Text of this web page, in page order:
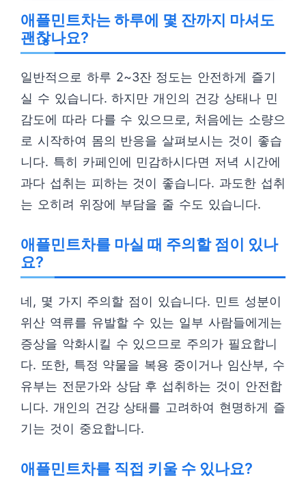
애플민트차는 하루에 몇 잔까지 마셔도
괜찮나요?
일반적으로 하루 2~3잔 정도는 안전하게 즐기
실 수 있습니다. 하지만 개인의 건강 상태나 민
감도에 따라 다를 수 있으므로, 처음에는 소량으
로 시작하여 몸의 반응을 살펴보시는 것이 좋습
니다. 특히 카페인에 민감하시다면 저녁 시간에
과다 섭취는 피하는 것이 좋습니다. 과도한 섭취
는 오히려 위장에 부담을 줄 수도 있습니다.
애플민트차를 마실 때 주의할 점이 있나
요?
네, 몇 가지 주의할 점이 있습니다. 민트 성분이
위산 역류를 유발할 수 있는 일부 사람들에게는
증상을 악화시킬 수 있으므로 주의가 필요합니
다. 또한, 특정 약물을 복용 중이거나 임산부, 수
유부는 전문가와 상담 후 섭취하는 것이 안전합
니다. 개인의 건강 상태를 고려하여 현명하게 즐
기는 것이 중요합니다.
애플민트차를 직접 키울 수 있나요?